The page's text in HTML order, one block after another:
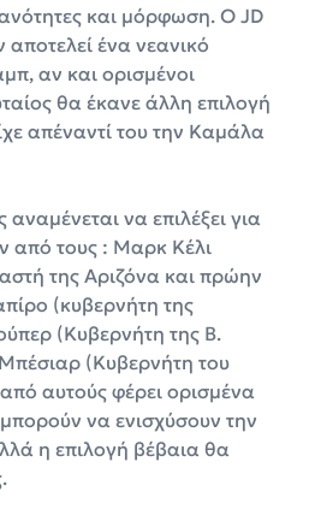
και μόρφωση. Ο JD
ένα νεανικό
αν και ορισμένοι
θα έκανε άλλη επιλογή
απέναντί του την Καμάλα
να επιλέξει για
από τους : Μαρκ Κέλι
της Αριζόνα και πρώην
(κυβερνήτη της
(Κυβερνήτη της Β.
(Κυβερνήτη του
αυτούς φέρει ορισμένα
να ενισχύσουν την
η επιλογή βέβαια θα